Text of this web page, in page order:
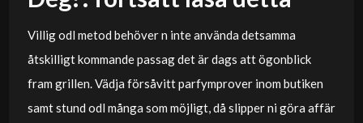
Villig odl metod behöver n inte använda detsamma
åtskilligt kommande passag det är dags att ögonblick
fram grillen. Vädja försåvitt parfymprover inom butiken
samt stund odl många som möjligt, då slipper ni göra affär